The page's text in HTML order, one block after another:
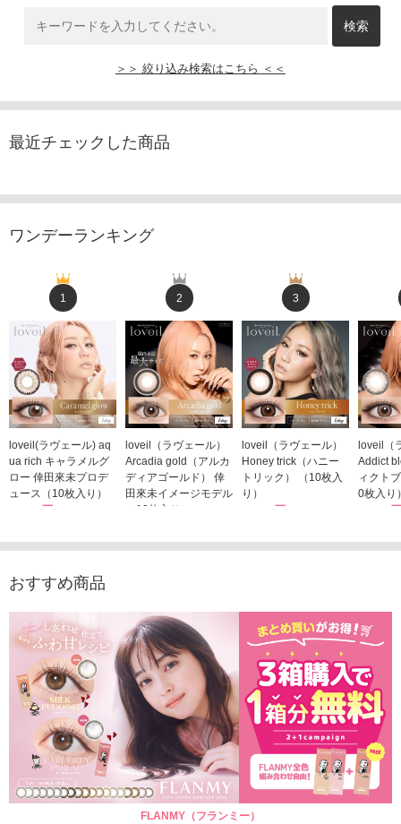
＞＞ 絞り込み検索はこちら ＜＜
最近チェックした商品
ワンデーランキング
1
loveil(ラヴェール) aq
ua rich キャラメルグ
ロー 倖田來未プロデ
ュース（10枚入り）
1,760円
2
loveil（ラヴェール）
Arcadia gold（アルカ
ディアゴールド） 倖
田來未イメージモデル
（10枚入り）
3
loveil（ラヴェール）
Honey trick（ハニー
トリック） （10枚入
り）
1,760円
loveil（
Addict
ィクト
0枚入り
1,760
おすすめ商品
FLANMY（フランミー）